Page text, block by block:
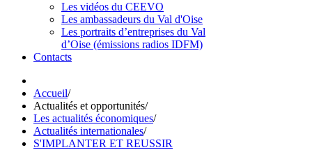
Les vidéos du CEEVO
Les ambassadeurs du Val d'Oise
Les portraits d’entreprises du Val
d’Oise (émissions radios IDFM)
Contacts
Accueil/
Actualités et opportunités/
Les actualités économiques/
Actualités internationales/
S'IMPLANTER ET REUSSIR